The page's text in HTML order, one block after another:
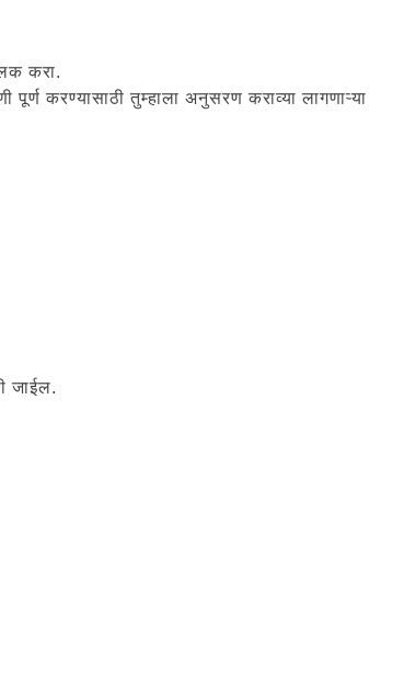
करा.
करण्यासाठी तुम्हाला अनुसरण कराव्या लागणाऱ्या
जाईल.